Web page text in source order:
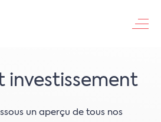
investissement
un aperçu de tous nos